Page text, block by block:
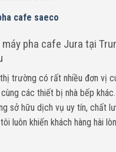
cafe saeco
máy pha cafe Jura tại
thị trường có rất nhiều đơn vị
các thiết bị nhà bếp
sở hữu dịch vụ uy tín, chất
luôn khiến khách hàng hài